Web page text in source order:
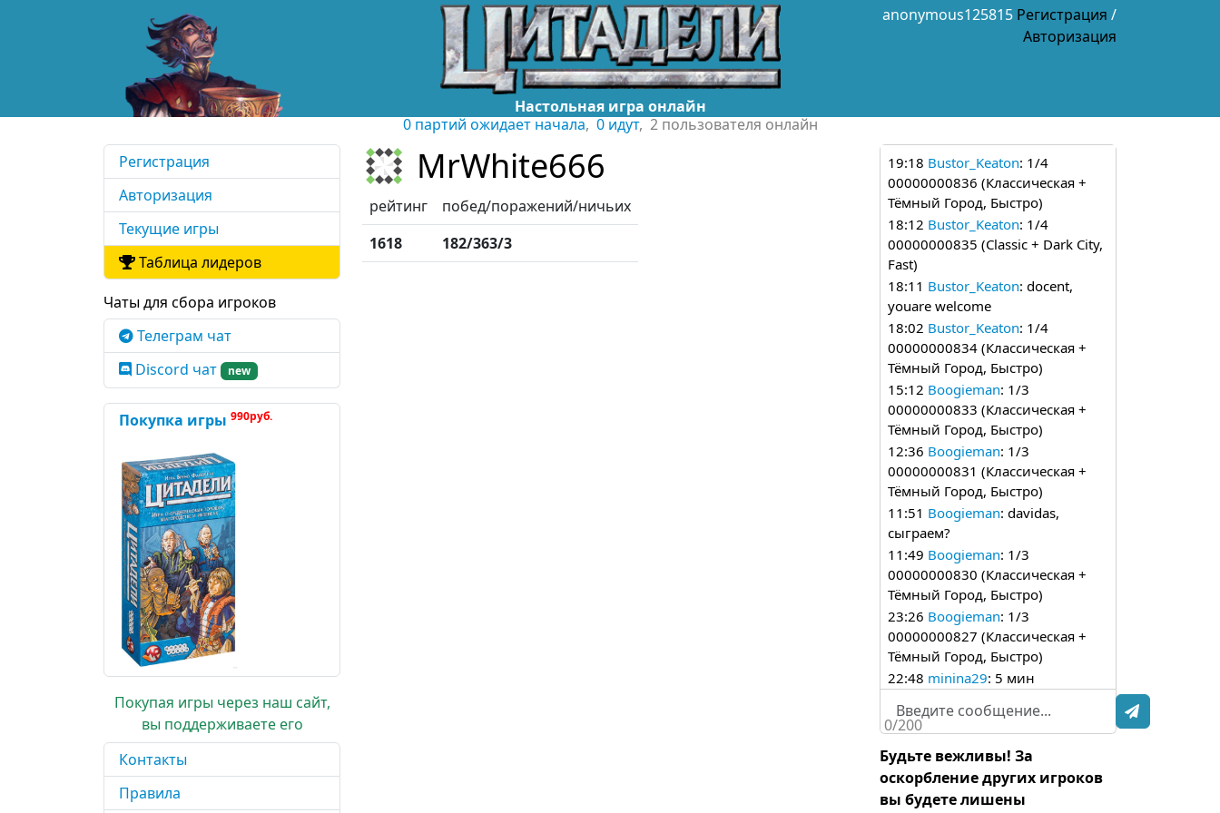
anonymous125815 Регистрация /
Авторизация
0 партий ожидает начала, 0 идут, 2 пользователя онлайн
Настольная игра онлайн
MrWhite666
рейтинг
побед/поражений/ничьих
1618
182/363/3
19:18 Bustor_Keaton: 1/4
00000000836 (Классическая +
Тёмный Город, Быстро)
18:12 Bustor_Keaton: 1/4
00000000835 (Classic + Dark City,
Fast)
18:11 Bustor_Keaton: docent,
youare welcome
18:02 Bustor_Keaton: 1/4
00000000834 (Классическая +
Тёмный Город, Быстро)
15:12 Boogieman: 1/3
00000000833 (Классическая +
Тёмный Город, Быстро)
12:36 Boogieman: 1/3
00000000831 (Классическая +
Тёмный Город, Быстро)
11:51 Boogieman: davidas,
сыграем?
11:49 Boogieman: 1/3
00000000830 (Классическая +
Тёмный Город, Быстро)
23:26 Boogieman: 1/3
00000000827 (Классическая +
Тёмный Город, Быстро)
22:48 minina29: 5 мин
: 2/7
00000000824 (Классическая +
Тёмный Город, Deluxe, Быстро)
22:30minina29: 1/7
00000000824 (Классическая +
Тёмный Город, Deluxe, Быстро)
0/200
Будьте вежливы! За
оскорбление других игроков
вы будете лишены
Регистрация
Авторизация
Текущие игры
Таблица лидеров
Чаты для сбора игроков
Телеграм чат
Discord чат
new
Покупка игры 990руб.
Покупая игры через наш сайт,
вы поддерживаете его
Контакты
Правила